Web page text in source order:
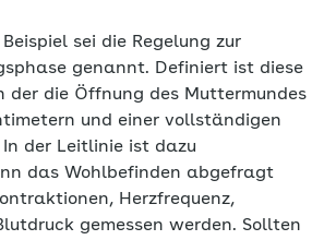
sei die Regelung zur
genannt. Definiert ist diese
der die Öffnung des Muttermundes
und einer vollständigen
der Leitlinie ist dazu
das Wohlbefinden abgefragt
Herzfrequenz,
gemessen werden. Sollten